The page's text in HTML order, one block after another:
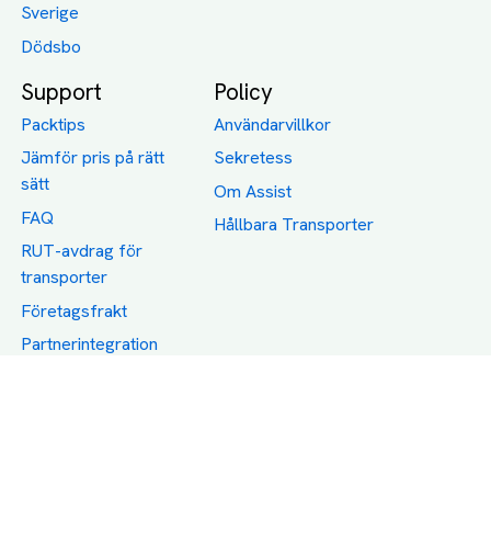
Sverige
Dödsbo
Support
Packtips
Jämför pris på rätt
sätt
FAQ
RUT-avdrag för
transporter
Företagsfrakt
Partnerintegration
Policy
Användarvillkor
Sekretess
Om Assist
Hållbara Transporter